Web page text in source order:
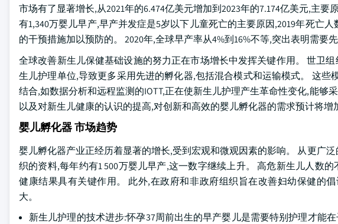
市场有了显著增长,从2021年的6.474亿美元增加到2023年的7.174亿美元,主
有1,340万婴儿早产,早产并发症是5岁以下儿童死亡的主要原因,2019年死亡
的干预措施加以预防的。 2020年,全球早产率从4%到16%不等,突出表明需要
全球改善新生儿保健基础设施的努力正在市场增长中发挥关键作用。 世卫
生儿护理单位,导致更多采用先进的孵化器,包括混合模式和运输模式。 这
结合,如数据分析和远程监测的IOTT,正在使新生儿护理产生革命性变化,能够
以及对新生儿健康的认识的提高,对创新和高效的婴儿孵化器的需求预计将增
婴儿孵化器 市场趋势
婴儿孵化器产业正经历着显著的增长,受到宏观和微观因素的影响。 从更广
织的资料,每年约有1 500万婴儿早产,这一数字继续上升。 高危新生儿人数
健康结果具有关键作用。 此外,在政府和非政府组织旨在改善妇幼保健的
大。
新生儿护理的技术进步:怀孕37周前出生的早产婴儿是需要特别护理才能